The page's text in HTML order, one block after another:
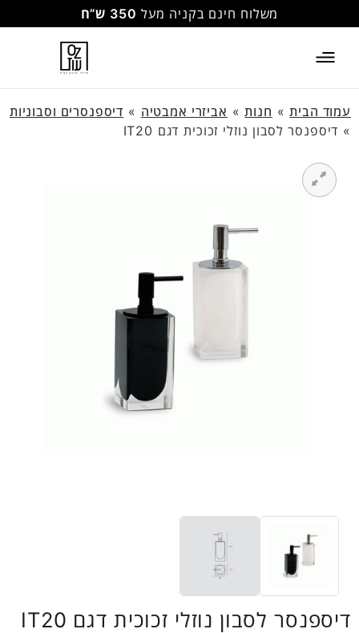
משלוח חינם בקניה מעל 350 ש”ח
עמוד הבית» חנות» אביזרי אמבטיה » דיספנסרים וסבוניות
» דיספנסר לסבון נוזלי זכוכית דגם IT20
דיספנסר לסבון נוזלי זכוכית דגם IT20